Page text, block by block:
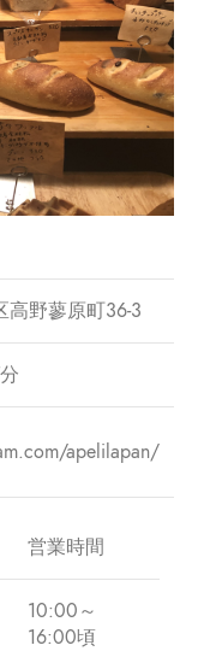
高野蓼原町36-3
apelilapan/
営業時間
10:00～
16:00頃